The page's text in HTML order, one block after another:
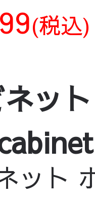
(税込)
ッ
ット